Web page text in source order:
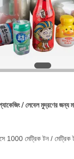
/ লেবেল মুদ্রণের জন্য
1000 মেট্রিক টন / মেট্রিক